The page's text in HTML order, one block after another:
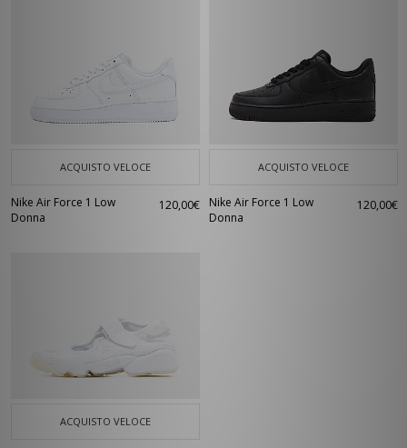
ACQUISTO VELOCE
Nike Air Force 1 Low
Donna
120,00€
ACQUISTO VELOCE
Nike Air Force 1 Low
Donna
120,00€
ACQUISTO VELOCE